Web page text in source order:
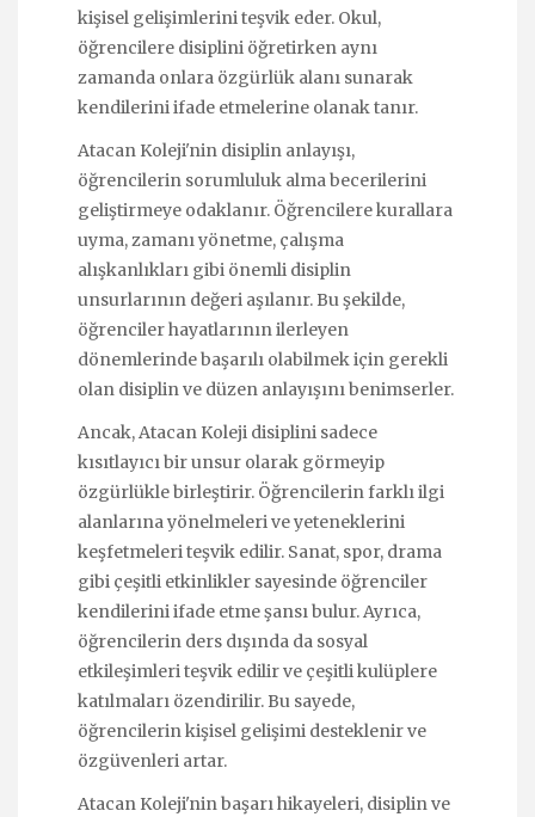
kişisel gelişimlerini teşvik eder. Okul,
öğrencilere disiplini öğretirken aynı
zamanda onlara özgürlük alanı sunarak
kendilerini ifade etmelerine olanak tanır.
Atacan Koleji'nin disiplin anlayışı,
öğrencilerin sorumluluk alma becerilerini
geliştirmeye odaklanır. Öğrencilere kurallara
uyma, zamanı yönetme, çalışma
alışkanlıkları gibi önemli disiplin
unsurlarının değeri aşılanır. Bu şekilde,
öğrenciler hayatlarının ilerleyen
dönemlerinde başarılı olabilmek için gerekli
olan disiplin ve düzen anlayışını benimserler.
Ancak, Atacan Koleji disiplini sadece
kısıtlayıcı bir unsur olarak görmeyip
özgürlükle birleştirir. Öğrencilerin farklı ilgi
alanlarına yönelmeleri ve yeteneklerini
keşfetmeleri teşvik edilir. Sanat, spor, drama
gibi çeşitli etkinlikler sayesinde öğrenciler
kendilerini ifade etme şansı bulur. Ayrıca,
öğrencilerin ders dışında da sosyal
etkileşimleri teşvik edilir ve çeşitli kulüplere
katılmaları özendirilir. Bu sayede,
öğrencilerin kişisel gelişimi desteklenir ve
özgüvenleri artar.
Atacan Koleji'nin başarı hikayeleri, disiplin ve